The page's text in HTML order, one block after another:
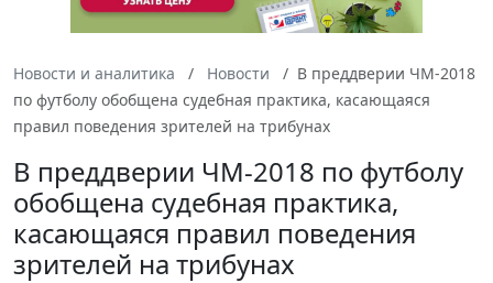
Новости и аналитика Новости
В преддверии ЧМ-2018
по футболу обобщена судебная практика, касающаяся
правил поведения зрителей на трибунах
В преддверии ЧМ-2018 по футболу
обобщена судебная практика,
касающаяся правил поведения
зрителей на трибунах